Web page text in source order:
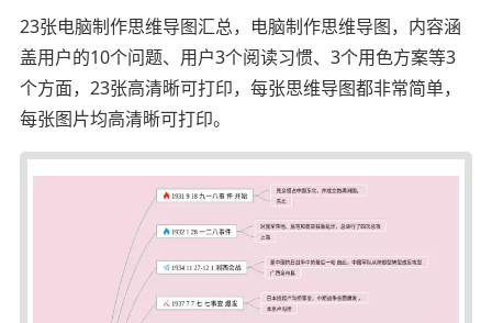
23张电脑制作思维导图汇总，电脑制作思维导图，内容涵
盖用户的10个问题、用户3个阅读习惯、3个用色方案等3
个方面，23张高清晰可打印，每张思维导图都非常简单，
每张图片均高清晰可打印。